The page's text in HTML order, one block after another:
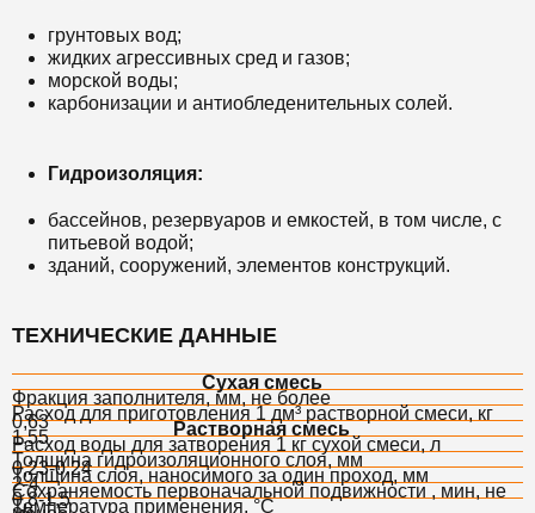
грунтовых вод;
жидких агрессивных сред и газов;
морской воды;
карбонизации и антиобледенительных солей.
Гидроизоляция:
бассейнов, резервуаров и емкостей, в том числе, с
питьевой водой;
зданий, сооружений, элементов конструкций.
ТЕХНИЧЕСКИЕ ДАННЫЕ
Сухая смесь
Фракция заполнителя, мм, не более
0,63
Расход для приготовления 1 дм³ растворной смеси, кг
1,55
Растворная смесь
Расход воды для затворения 1 кг сухой смеси, л
0,23-0,24
Толщина гидроизоляционного слоя, мм
2-4
Толщина слоя, наносимого за один проход, мм
0,8-1,5
Сохраняемость первоначальной подвижности , мин, не
Температура применения, °С